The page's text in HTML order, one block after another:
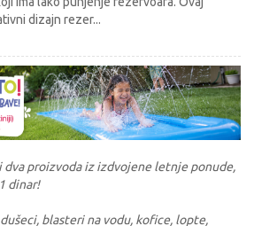
dizajn rezer...
dva proizvoda iz izdvojene letnje ponude,
dinar!
blasteri na vodu, kofice, lopte,